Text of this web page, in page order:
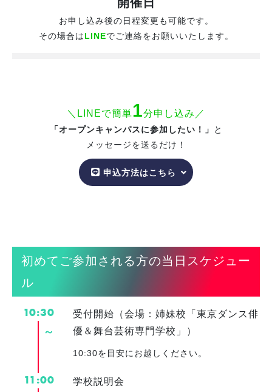
お申し込み後の日程変更も可能です。
その場合はLINEでご連絡をお願いいたします。
＼LINEで簡単1分申し込み／
「オープンキャンパスに参加したい！」
と
メッセージを送るだけ！
申込方法はこちら
初めてご参加される方の当日スケジュー
ル
10:30
～
受付開始（会場：姉妹校「東京ダンス俳
優＆舞台芸術専門学校」）
10:30を目安にお越しください。
11:00 学校説明会